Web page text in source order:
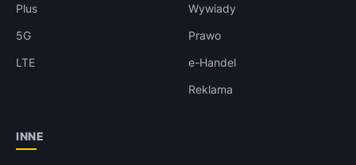
Plus
5G
LTE
Wywiady
Prawo
e-Handel
Reklama
INNE